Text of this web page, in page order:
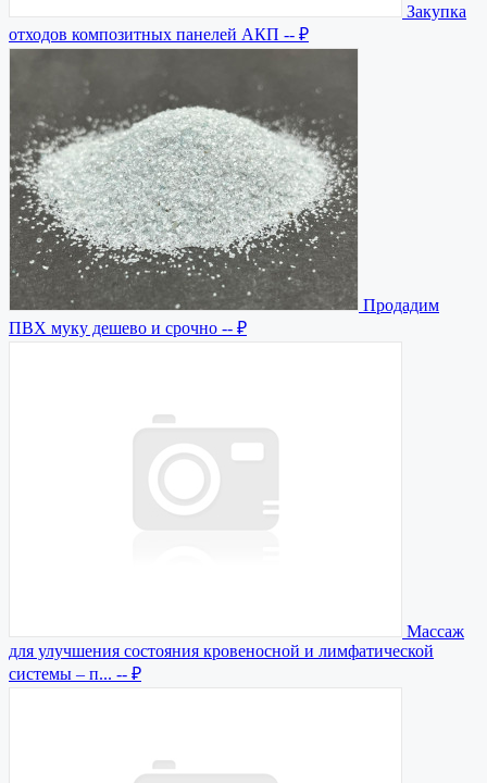
Закупка
отходов композитных панелей АКП -- ₽
Продадим
ПВХ муку дешево и срочно -- ₽
Массаж
для улучшения состояния кровеносной и лимфатической
системы – п... -- ₽